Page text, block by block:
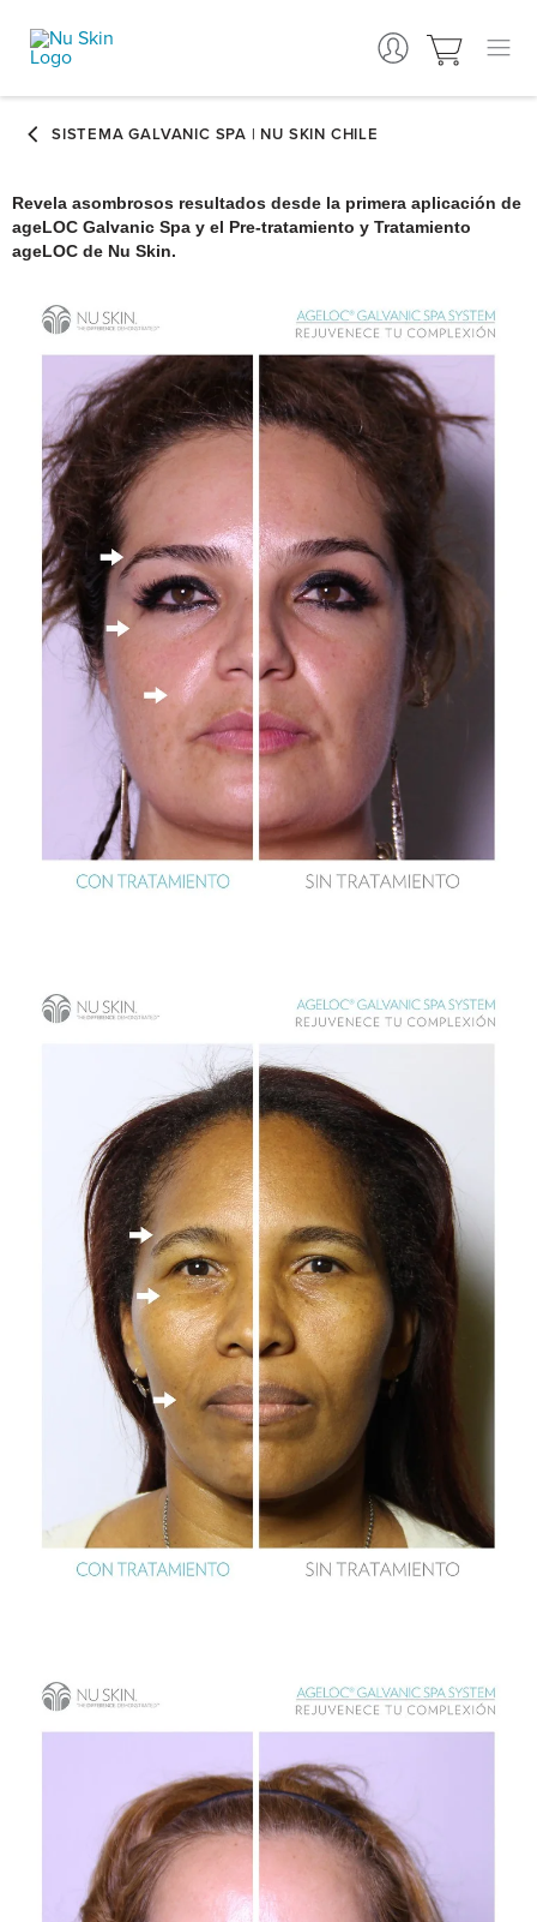
Revela asombrosos resultados desde la primera aplicación de
ageLOC Galvanic Spa y el Pre-tratamiento y Tratamiento
ageLOC de Nu Skin.